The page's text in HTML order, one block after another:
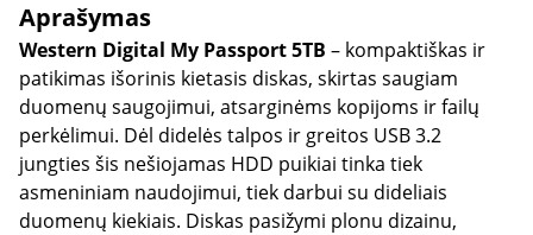
Aprašymas
Western Digital My Passport 5TB – kompaktiškas ir
patikimas išorinis kietasis diskas, skirtas saugiam
duomenų saugojimui, atsarginėms kopijoms ir failų
perkėlimui. Dėl didelės talpos ir greitos USB 3.2
jungties šis nešiojamas HDD puikiai tinka tiek
asmeniniam naudojimui, tiek darbui su dideliais
duomenų kiekiais. Diskas pasižymi plonu dizainu,